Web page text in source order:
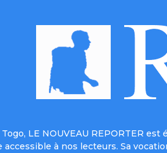
LE NOUVEAU REPORTER
à nos lecteurs. Sa